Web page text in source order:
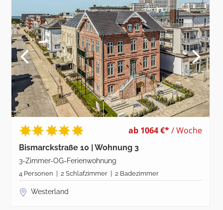
ab 1064 €*/ Woche
Bismarckstraße 10 | Wohnung 3
3-Zimmer-OG-Ferienwohnung
4 Personen | 2 Schlafzimmer | 2 Badezimmer
Westerland